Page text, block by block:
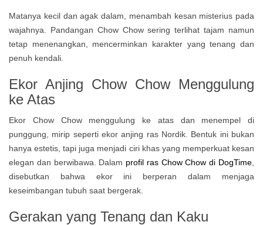
Matanya kecil dan agak dalam, menambah kesan misterius pada
wajahnya. Pandangan Chow Chow sering terlihat tajam namun
tetap menenangkan, mencerminkan karakter yang tenang dan
penuh kendali.
Ekor Anjing Chow Chow Menggulung
ke Atas
Ekor Chow Chow menggulung ke atas dan menempel di
punggung, mirip seperti ekor anjing ras Nordik. Bentuk ini bukan
hanya estetis, tapi juga menjadi ciri khas yang memperkuat kesan
elegan dan berwibawa. Dalam profil ras Chow Chow di DogTime
disebutkan bahwa ekor ini berperan dalam menjaga
keseimbangan tubuh saat bergerak.
Gerakan yang Tenang dan Kaku